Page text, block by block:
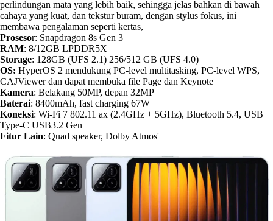
perlindungan mata yang lebih baik, sehingga jelas bahkan di bawah
cahaya yang kuat, dan tekstur buram, dengan stylus fokus, ini
membawa pengalaman seperti kertas,
Prosesor: Snapdragon 8s Gen 3
RAM: 8/12GB LPDDR5X
Storage: 128GB (UFS 2.1) 256/512 GB (UFS 4.0)
OS: HyperOS 2 mendukung PC-level multitasking, PC-level WPS,
CAJViewer dan dapat membuka file Page dan Keynote
Kamera: Belakang 50MP, depan 32MP
Baterai: 8400mAh, fast charging 67W
Koneksi: Wi-Fi 7 802.11 ax (2.4GHz + 5GHz), Bluetooth 5.4, USB
Type-C USB3.2 Gen
Fitur Lain: Quad speaker, Dolby Atmos'